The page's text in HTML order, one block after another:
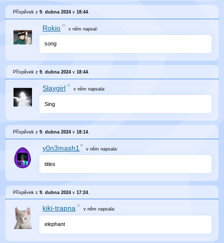
Příspěvek z9. dubna 2024 v18:44
Rokio v němnapsal:
song
Příspěvek z9. dubna 2024 v18:44.
Slaygirl v němnapsala:
Sing
Příspěvek z9. dubna 2024 v18:14.
y0n3mash1 v něm napsala:
titles
Příspěvek z9. dubna 2024 v17:24
kiki-trapna v němnapsala:
elephant